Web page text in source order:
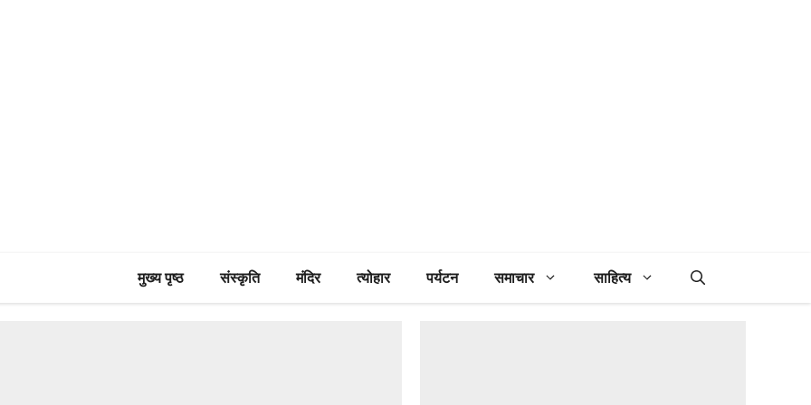
मुख्य पृष्ठ संस्कृति मंदिर त्योहार पर्यटन समाचार साहित्य